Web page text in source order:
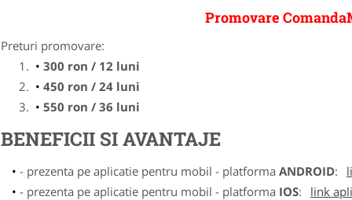
Promovare
Preturi promovare:
300 ron / 12 luni
450 ron / 24 luni
550 ron / 36 luni
BENEFICII SI AVANTAJE
- prezenta pe aplicatie pentru mobil - platforma ANDROID:
- prezenta pe aplicatie pentru mobil - platforma IOS:
link